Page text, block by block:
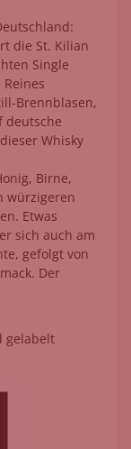
die St. Kilian
Single
Brennblasen,
deutsche
Whisky
Birne,
würzigeren
Etwas
sich auch am
gefolgt von
Der
gelabelt